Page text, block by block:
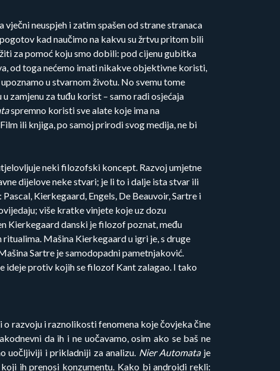
neuspjeh i zatim spašen od strane stranaca
kad naučimo na kakvu su žrtvu pritom bili
za pomoć koju smo dobili: pod cijenu gubitka
od toga nećemo imati nikakve objektivne koristi,
u stvarnom životu. No svemu tome
zamjenu za tuđu korist – samo radi osjećaja
spremno koristi sve alate koje ima na
ili knjiga, po samoj prirodi svog medija, ne bi
neki filozofski koncept. Razvoj umjetne
dijelove neke stvari; je li to i dalje ista stvar ili
Kierkegaard, Engels, De Beauvoir, Sartre i
više kratke vinjete koje uz dozu
Kierkegaard danski je filozof poznat, među
Mašina Kierkegaard u igri je, s druge
Sartre je samodopadni pametnjaković.
ideje protiv kojih se filozof Kant zalagao. I tako
razvoju i raznolikosti fenomena koje čovjeka čine
da ih i ne uočavamo, osim ako se baš ne
uočljiviji i prikladniji za analizu. Nier Automataje
ih prenosi konzumentu. Kako bi androidi rekli: